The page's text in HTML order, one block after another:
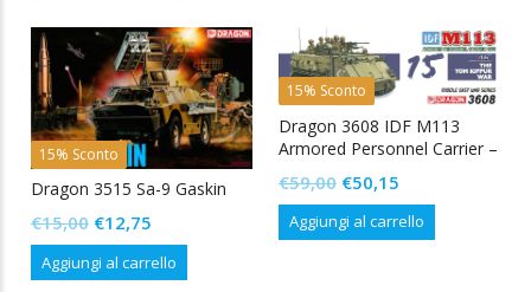
€15,50.€13,18.
15% Sconto
Dragon 3515 Sa-9 Gaskin
€15,00 Il
prezzo
originale
€12,75
prezzo
attuale
Aggiungi al carrello
15% Sconto
Dragon 3608 IDF M113
Armored Personnel Carrier –
€59,00 Il
prezzo
originale
€50,15
prezzo
attuale
Aggiungi al carrello